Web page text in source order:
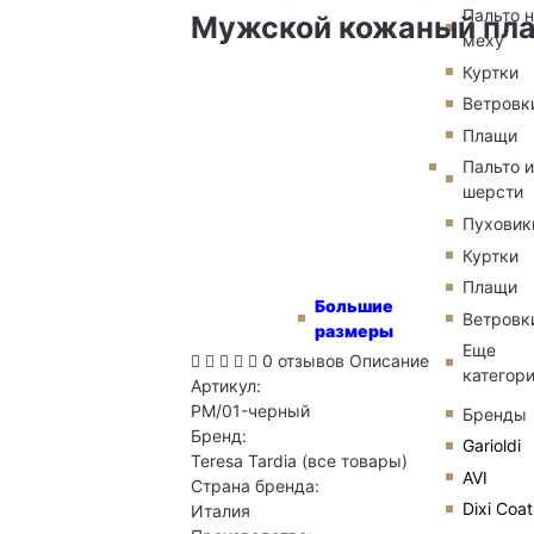
Большие
размеры
Пальто
меху
Куртки
Плащи
Пальто
шерсти
Куртки
Плащи
Еще
Бренды
Garioldi
AVI
Dixi Coat
Мужской кожаный
0 отзывов Описание
Артикул:
PM/01-черный
Бренд:
Teresa Tardia (все товары)
Страна бренда:
Италия